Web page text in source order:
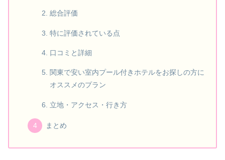
総合評価
特に評価されている点
口コミと詳細
関東で安い室内プール付きホテルをお探しの方に
オススメのプラン
立地・アクセス・行き方
まとめ